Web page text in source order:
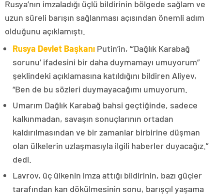
Rusya’nın imzaladığı üçlü bildirinin bölgede sağlam ve
uzun süreli barışın sağlanması açısından önemli adım
olduğunu açıklamıştı.
Rusya Devlet Başkanı Putin’in, “‘Dağlık Karabağ
sorunu’ ifadesini bir daha duymamayı umuyorum”
şeklindeki açıklamasına katıldığını bildiren Aliyev,
“Ben de bu sözleri duymayacağımı umuyorum.
Umarım Dağlık Karabağ bahsi geçtiğinde, sadece
kalkınmadan, savaşın sonuçlarının ortadan
kaldırılmasından ve bir zamanlar birbirine düşman
olan ülkelerin uzlaşmasıyla ilgili haberler duyacağız.”
dedi.
Lavrov, üç ülkenin imza attığı bildirinin, bazı güçler
tarafından kan dökülmesinin sonu, barışçıl yaşama